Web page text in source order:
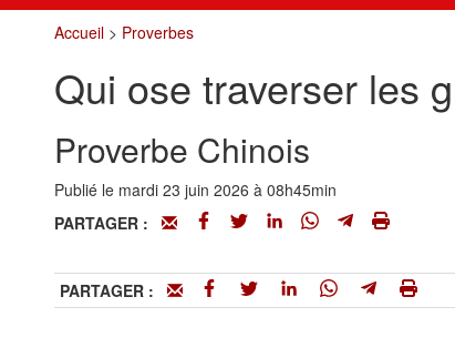
Accueil> Proverbes
Qui ose traverser les
Proverbe Chinois
Publié le mardi 23 juin 2026 à 08h45min
PARTAGER :
PARTAGER :